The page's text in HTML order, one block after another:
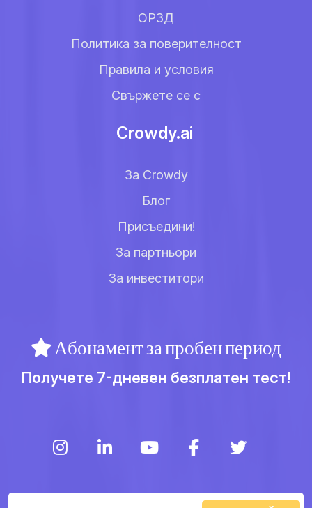
ОРЗД
Политика за поверителност
Правила и условия
Свържете се с
Crowdy.ai
За Crowdy
Блог
Присъедини!
За партньори
За инвеститори
Абонамент за пробен период
Получете 7-дневен безплатен тест!